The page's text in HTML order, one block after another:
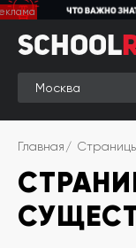
School
Rate
Рейтинг
Online-
рейтинг
Отзывы
студентов
School
Главная